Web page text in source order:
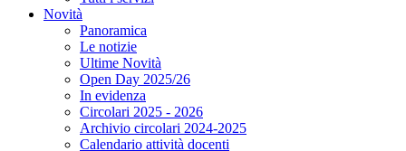
Novità
Panoramica
Le notizie
Ultime Novità
Open Day 2025/26
In evidenza
Circolari 2025 - 2026
Archivio circolari 2024-2025
Calendario attività docenti